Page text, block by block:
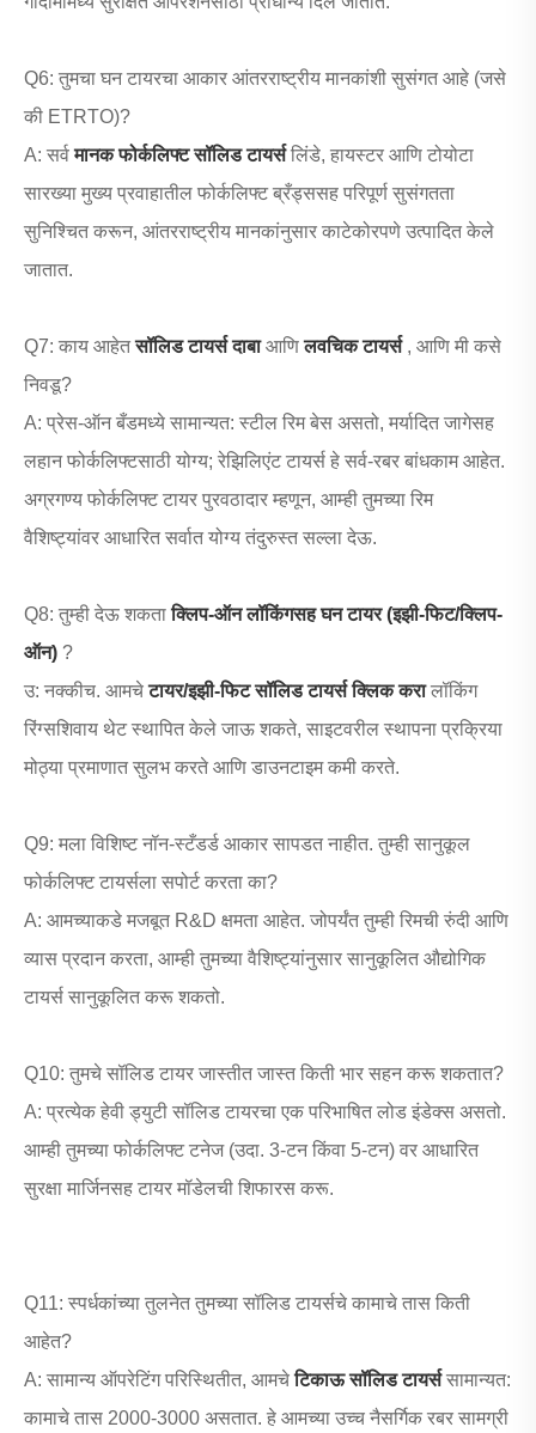
Q6: तुमचा घन टायरचा आकार आंतरराष्ट्रीय मानकांशी सुसंगत आहे (जसे
की ETRTO)?
A: सर्व मानक फोर्कलिफ्ट सॉलिड टायर्स लिंडे, हायस्टर आणि टोयोटा
सारख्या मुख्य प्रवाहातील फोर्कलिफ्ट ब्रँड्ससह परिपूर्ण सुसंगतता
सुनिश्चित करून, आंतरराष्ट्रीय मानकांनुसार काटेकोरपणे उत्पादित केले
जातात.
Q7: काय आहेत सॉलिड टायर्स दाबा आणि लवचिक टायर्स , आणि मी कसे
निवडू?
A: प्रेस-ऑन बँडमध्ये सामान्यत: स्टील रिम बेस असतो, मर्यादित जागेसह
लहान फोर्कलिफ्टसाठी योग्य; रेझिलिएंट टायर्स हे सर्व-रबर बांधकाम आहेत.
अग्रगण्य फोर्कलिफ्ट टायर पुरवठादार म्हणून, आम्ही तुमच्या रिम
वैशिष्ट्यांवर आधारित सर्वात योग्य तंदुरुस्त सल्ला देऊ.
Q8: तुम्ही देऊ शकता क्लिप-ऑन लॉकिंगसह घन टायर (इझी-फिट/क्लिप-
ऑन) ?
उ: नक्कीच. आमचे टायर/इझी-फिट सॉलिड टायर्स क्लिक करा लॉकिंग
रिंग्सशिवाय थेट स्थापित केले जाऊ शकते, साइटवरील स्थापना प्रक्रिया
मोठ्या प्रमाणात सुलभ करते आणि डाउनटाइम कमी करते.
Q9: मला विशिष्ट नॉन-स्टँडर्ड आकार सापडत नाहीत. तुम्ही सानुकूल
फोर्कलिफ्ट टायर्सला सपोर्ट करता का?
A: आमच्याकडे मजबूत R&D क्षमता आहेत. जोपर्यंत तुम्ही रिमची रुंदी आणि
व्यास प्रदान करता, आम्ही तुमच्या वैशिष्ट्यांनुसार सानुकूलित औद्योगिक
टायर्स सानुकूलित करू शकतो.
Q10: तुमचे सॉलिड टायर जास्तीत जास्त किती भार सहन करू शकतात?
A: प्रत्येक हेवी ड्युटी सॉलिड टायरचा एक परिभाषित लोड इंडेक्स असतो.
आम्ही तुमच्या फोर्कलिफ्ट टनेज (उदा. 3-टन किंवा 5-टन) वर आधारित
सुरक्षा मार्जिनसह टायर मॉडेलची शिफारस करू.
Q11: स्पर्धकांच्या तुलनेत तुमच्या सॉलिड टायर्सचे कामाचे तास किती
आहेत?
A: सामान्य ऑपरेटिंग परिस्थितीत, आमचे टिकाऊ सॉलिड टायर्स सामान्यत:
कामाचे तास 2000-3000 असतात. हे आमच्या उच्च नैसर्गिक रबर सामग्री